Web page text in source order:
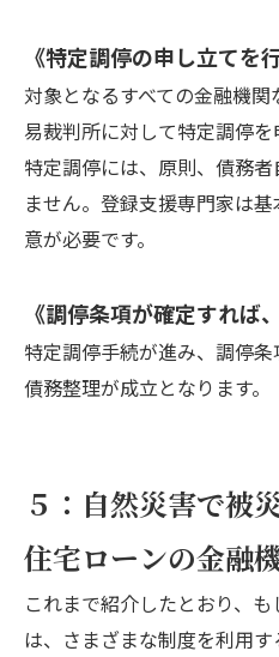
《特定調停の申し立てを
対象となるすべての金融機
易裁判所に対して特定調停を
特定調停には、原則、債務
ません。登録支援専門家は
意が必要です。
《調停条項が確定すれば
特定調停手続が進み、調停条
債務整理が成立となります。
５：自然災害で被
住宅ローンの金融
これまで紹介したとおり、
は、さまざまな制度を利用